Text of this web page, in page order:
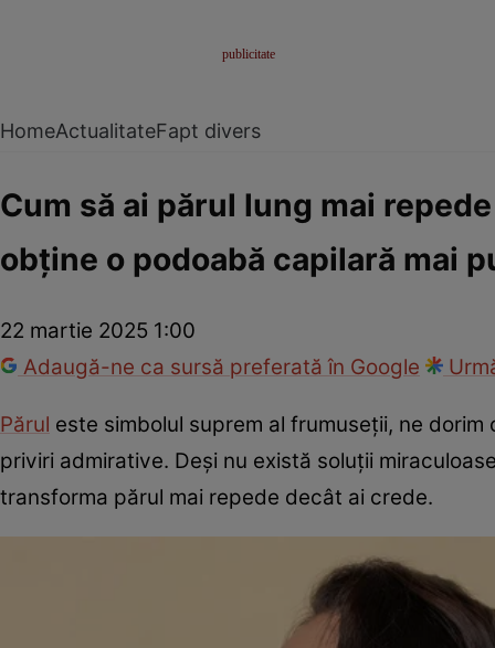
HomeActualitateFapt divers
Cum să ai părul lung mai
obține o podoabă capilară mai
22 martie 2025 1:00
Adaugă-ne ca sursă preferată în Google
Părul este simbolul suprem al frumuseții, ne
priviri admirative. Deși nu există soluții
transforma părul mai repede decât ai crede.